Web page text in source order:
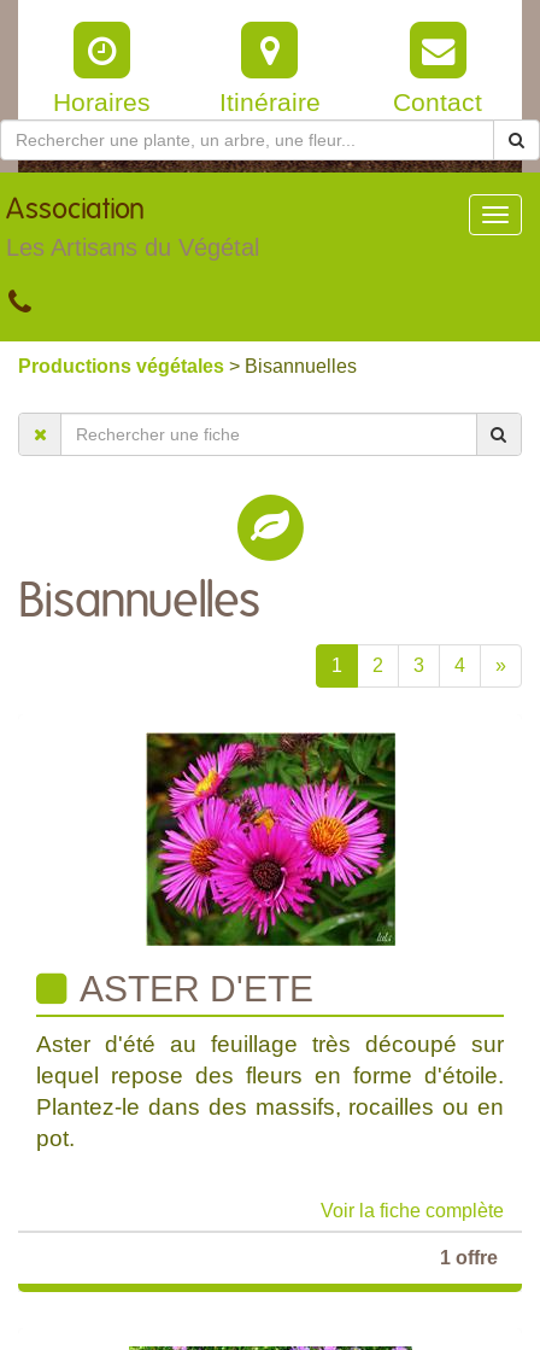
Horaires Itinéraire Contact
Association
Les Artisans du Végétal
Productions végétales > Bisannuelles
Bisannuelles
1 2 3 4 »
ASTER D'ETE
Aster d'été au feuillage très découpé sur
lequel repose des fleurs en forme d'étoile.
Plantez-le dans des massifs, rocailles ou en
pot.
Voir la fiche complète
1 offre